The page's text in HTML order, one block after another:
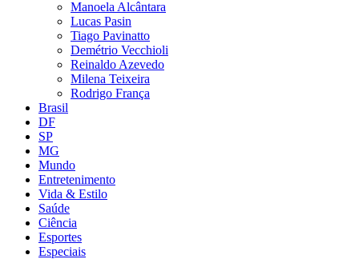
Manoela Alcântara
Lucas Pasin
Tiago Pavinatto
Demétrio Vecchioli
Reinaldo Azevedo
Milena Teixeira
Rodrigo França
Brasil
DF
SP
MG
Mundo
Entretenimento
Vida & Estilo
Saúde
Ciência
Esportes
Especiais